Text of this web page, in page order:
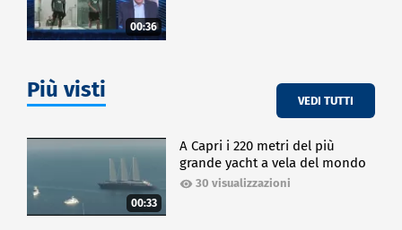
00:36
Più visti VEDI TUTTI
00:33
A Capri i 220 metri del più
grande yacht a vela del mondo
30 visualizzazioni